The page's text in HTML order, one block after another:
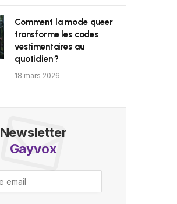
Comment la mode queer
transforme les codes
vestimentaires au
quotidien ?
18 mars 2026
Newsletter
Gayvox